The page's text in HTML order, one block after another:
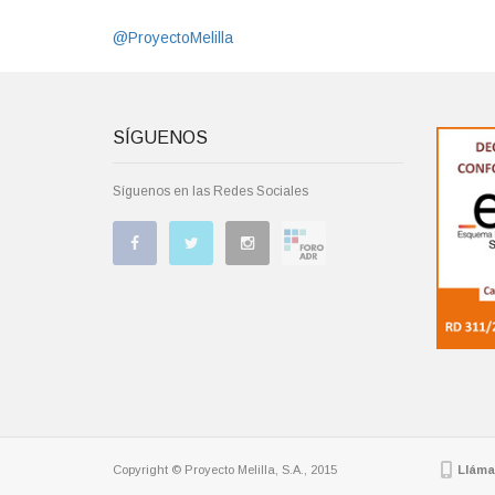
@ProyectoMelilla
SÍGUENOS
Síguenos en las Redes Sociales
Copyright © Proyecto Melilla, S.A., 2015